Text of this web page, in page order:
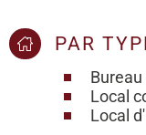
PAR
Local
Local